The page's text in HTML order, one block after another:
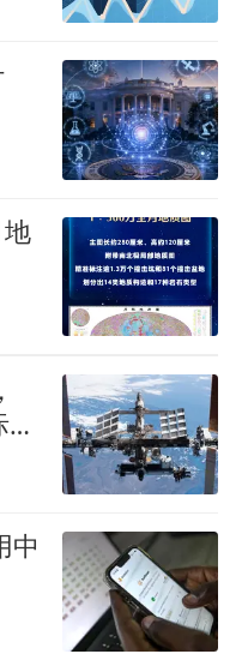
中